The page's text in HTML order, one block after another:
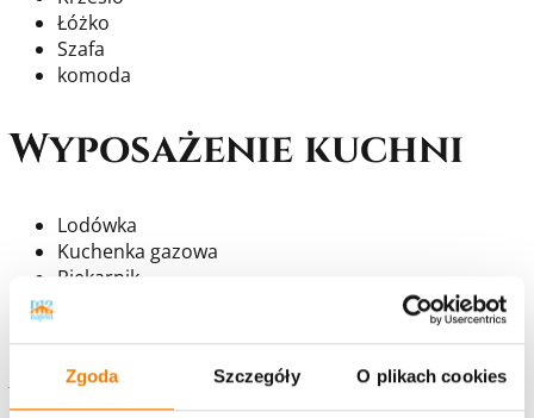
Zgoda Szczegóły O plikach cookies
Łóżko
Szafa
komoda
Wyposażenie kuchni
Lodówka
Kuchenka gazowa
Piekarnik
Wyposażenie